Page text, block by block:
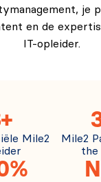
je
en de
IT-opleider.
Mile2
Mile2
the